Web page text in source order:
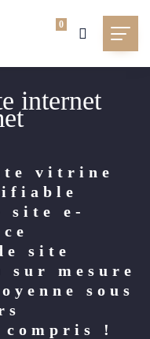
0
internet
vitrine
site e-
site
mesure
sous
compris !